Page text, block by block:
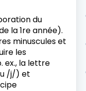
du
la 1re année).
minuscules et
les
ex., la lettre
/j/) et